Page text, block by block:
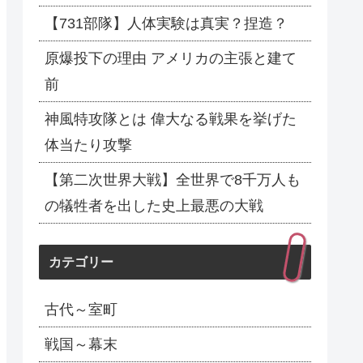
【731部隊】人体実験は真実？捏造？
原爆投下の理由 アメリカの主張と建て
前
神風特攻隊とは 偉大なる戦果を挙げた
体当たり攻撃
【第二次世界大戦】全世界で8千万人も
の犠牲者を出した史上最悪の大戦
カテゴリー
古代～室町
戦国～幕末